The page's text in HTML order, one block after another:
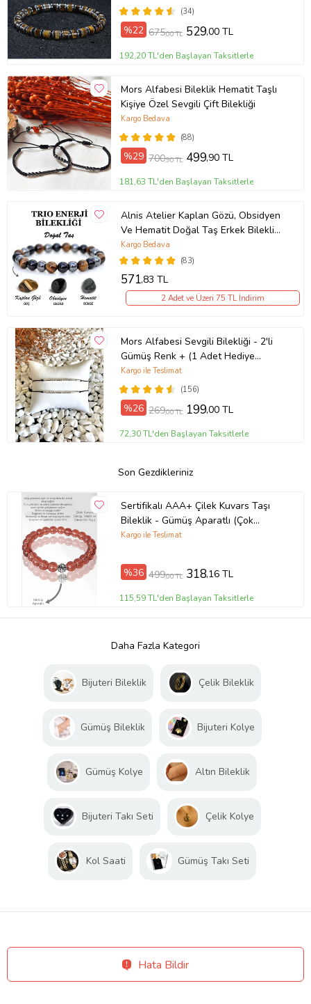
(34)
%22 675,00 TL 529,00 TL
192,20 TL'den Başlayan Taksitlerle
Mors Alfabesi Bileklik Hematit Taşlı
Kişiye Özel Sevgili Çift Bilekliği
(88)
Kargo Bedava
%29 700,90 TL 499,90 TL
181,63 TL'den Başlayan Taksitlerle
Alnis Atelier Kaplan Gözü, Obsidyen
Ve Hematit Doğal Taş Erkek Bileklik
(KAHVE-BRONZ)
(83)
Kargo Bedava
571,83 TL
2 Adet ve Üzeri 75 TL İndirim
Mors Alfabesi Sevgili Bilekliği - 2'li
Gümüş Renk + (1 Adet Hediye
Bileklik)
(156)
Kargo ile Teslimat
%26 269,00 TL 199,00 TL
72,30 TL'den Başlayan Taksitlerle
Son Gezdikleriniz
Sertifikalı AAA+ Çilek Kuvars Taşı
Bileklik - Gümüş Aparatlı (Çok
Renkli)
Kargo ile Teslimat
%36 499,00 TL 318,16 TL
115,59 TL'den Başlayan Taksitlerle
Daha Fazla Kategori
Bijuteri Bileklik Çelik Bileklik
Gümüş Bileklik Bijuteri Kolye
Gümüş Kolye Altın Bileklik
Bijuteri Takı Seti Çelik Kolye
Kol Saati Gümüş Takı Seti
Hata Bildir